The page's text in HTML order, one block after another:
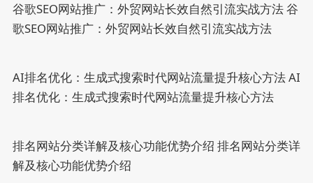
谷歌SEO网站推广：外贸网站长效自然引流实战方法谷
歌SEO网站推广：外贸网站长效自然引流实战方法
AI排名优化：生成式搜索时代网站流量提升核心方法AI
排名优化：生成式搜索时代网站流量提升核心方法
排名网站分类详解及核心功能优势介绍 排名网站分类详
解及核心功能优势介绍